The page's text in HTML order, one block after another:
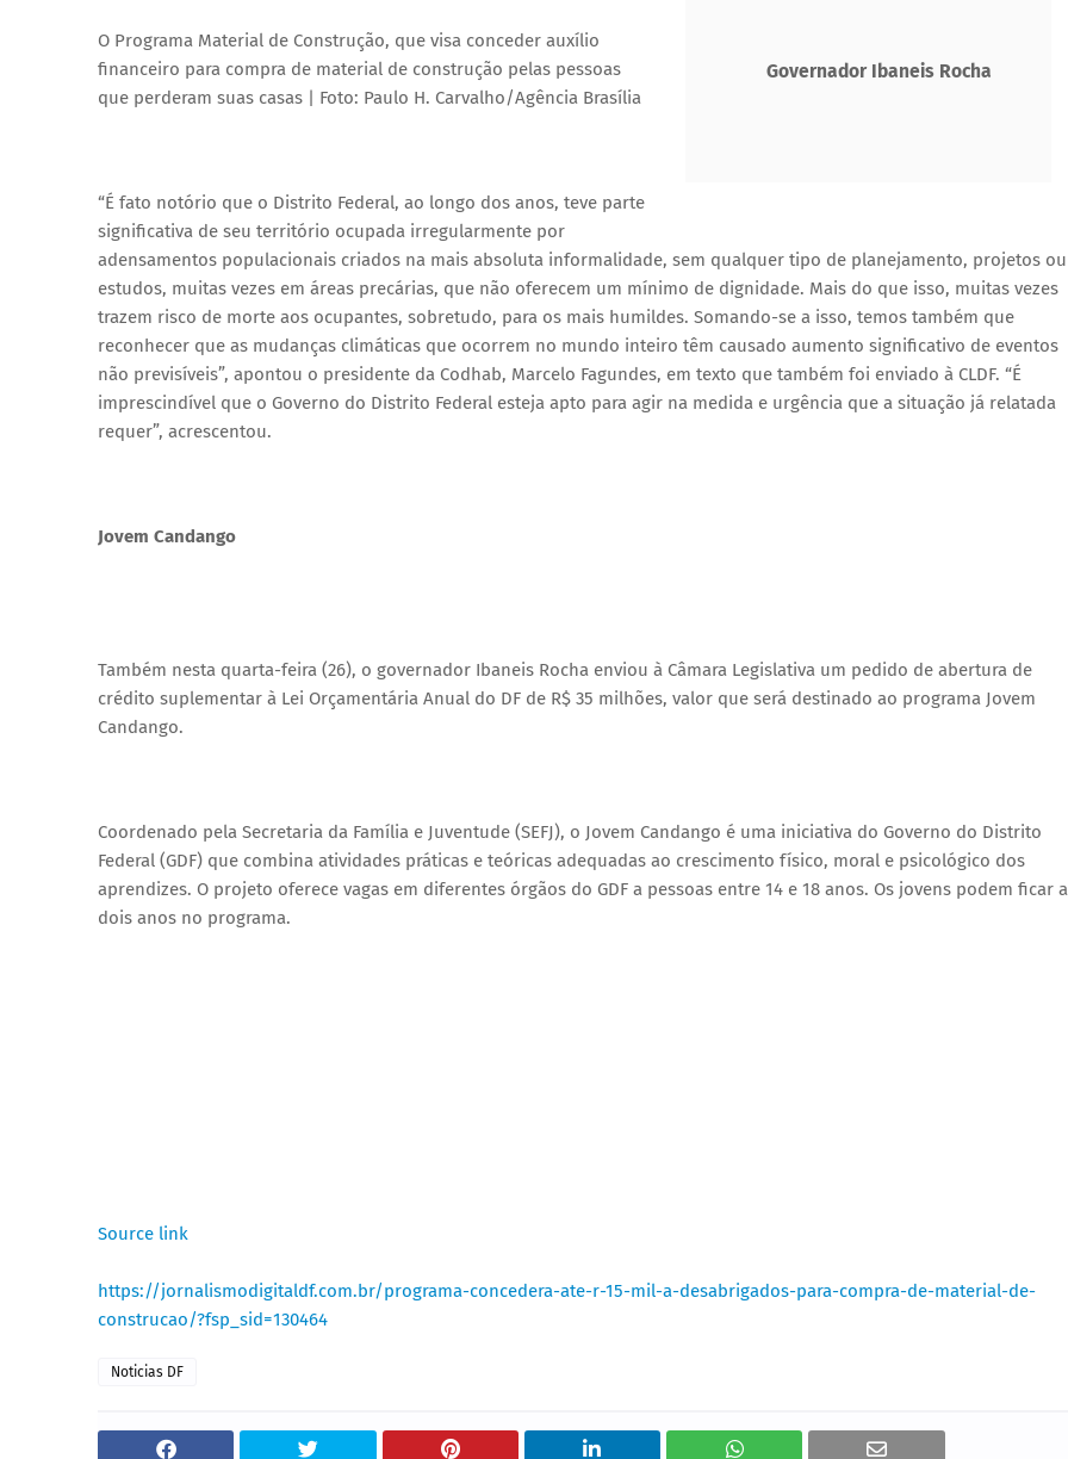
Governador Ibaneis Rocha
O Programa Material de Construção, que visa conceder auxílio
financeiro para compra de material de construção pelas pessoas
que perderam suas casas | Foto: Paulo H. Carvalho/Agência Brasília
“É fato notório que o Distrito Federal, ao longo dos anos, teve parte
significativa de seu território ocupada irregularmente por
adensamentos populacionais criados na mais absoluta informalidade, sem qualquer tipo de planejamento, projetos ou
estudos, muitas vezes em áreas precárias, que não oferecem um mínimo de dignidade. Mais do que isso, muitas vezes
trazem risco de morte aos ocupantes, sobretudo, para os mais humildes. Somando-se a isso, temos também que
reconhecer que as mudanças climáticas que ocorrem no mundo inteiro têm causado aumento significativo de eventos
não previsíveis”, apontou o presidente da Codhab, Marcelo Fagundes, em texto que também foi enviado à CLDF. “É
imprescindível que o Governo do Distrito Federal esteja apto para agir na medida e urgência que a situação já relatada
requer”, acrescentou.
Jovem Candango
Também nesta quarta-feira (26), o governador Ibaneis Rocha enviou à Câmara Legislativa um pedido de abertura de
crédito suplementar à Lei Orçamentária Anual do DF de R$ 35 milhões, valor que será destinado ao programa Jovem
Candango.
Coordenado pela Secretaria da Família e Juventude (SEFJ), o Jovem Candango é uma iniciativa do Governo do Distrito
Federal (GDF) que combina atividades práticas e teóricas adequadas ao crescimento físico, moral e psicológico dos
aprendizes. O projeto oferece vagas em diferentes órgãos do GDF a pessoas entre 14 e 18 anos. Os jovens podem ficar
dois anos no programa.
Source link
https://jornalismodigitaldf.com.br/programa-concedera-ate-r-15-mil-a-desabrigados-para-compra-de-material-de-
construcao/?fsp_sid=130464
Noticias DF